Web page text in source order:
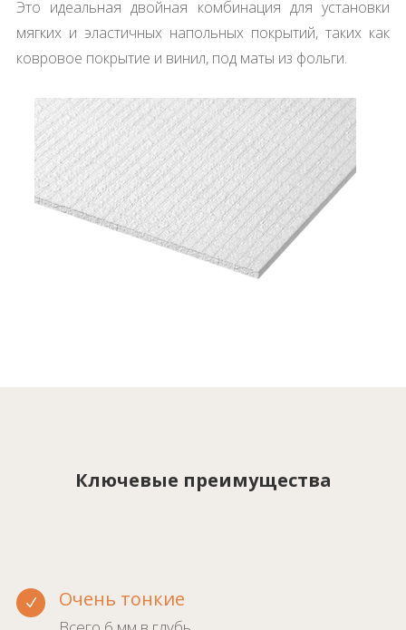
Это идеальная двойная комбинация для установки
мягких и эластичных напольных покрытий, таких как
ковровое покрытие и винил, под маты из фольги.
Ключевые преимущества
N Очень тонкие